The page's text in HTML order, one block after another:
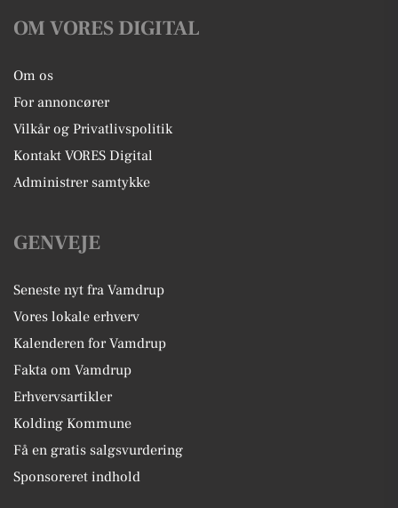
OM VORES DIGITAL
Om os
For annoncører
Vilkår og Privatlivspolitik
Kontakt VORES Digital
Administrer samtykke
GENVEJE
Seneste nyt fra Vamdrup
Vores lokale erhverv
Kalenderen for Vamdrup
Fakta om Vamdrup
Erhvervsartikler
Kolding Kommune
Få en gratis salgsvurdering
Sponsoreret indhold